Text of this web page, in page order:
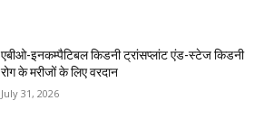
एबीओ-इनकम्पैटिबल किडनी ट्रांसप्लांट एंड-स्टेज किडनी
रोग के मरीजों के लिए वरदान
July 31, 2026